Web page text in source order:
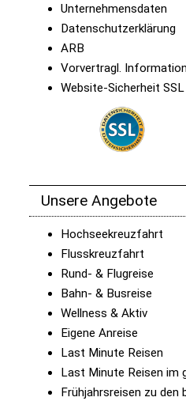
Unternehmensdaten
Datenschutzerklärung
ARB
Vorvertragl.
Website-Sicherheit SSL
Unsere Angebote
Hochseekreuzfahrt
Flusskreuzfahrt
Rund- & Flugreise
Bahn- & Busreise
Wellness & Aktiv
Eigene Anreise
Last Minute Reisen
Last Minute Reisen im
Frühjahrsreisen zu den